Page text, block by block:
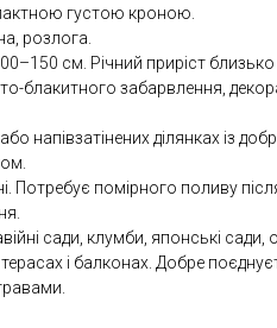
густою кроною.
розлога.
см. Річний приріст
блакитного забарвлення,
напівзатінених ділянках із
Потребує помірного поливу
сади, клумби, японські сади,
і балконах. Добре